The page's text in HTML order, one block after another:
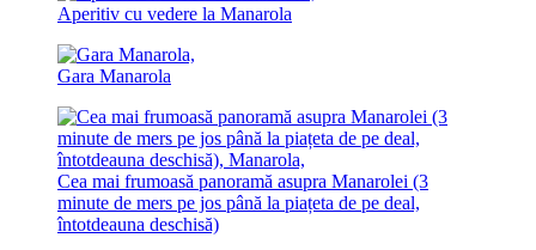
Aperitiv cu vedere la Manarola
Gara Manarola
Cea mai frumoasă panoramă asupra Manarolei (3
minute de mers pe jos până la piațeta de pe deal,
întotdeauna deschisă)